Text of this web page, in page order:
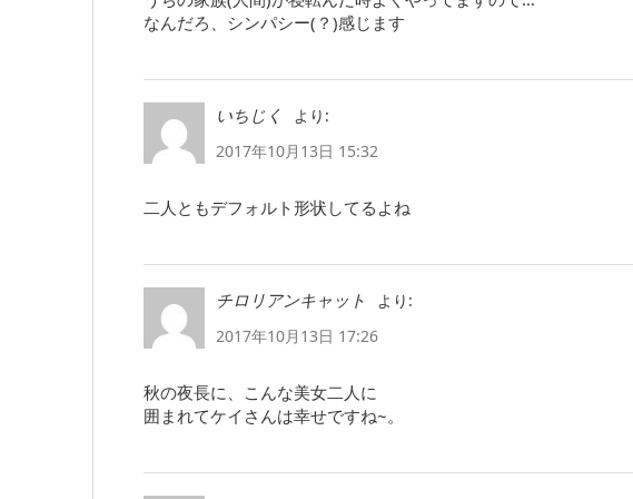
なんだろ、シンパシー(？)感じます
いちじく
より:
2017年10月13日 15:32
二人ともデフォルト形状してるよね
チロリアンキャット
より:
2017年10月13日 17:26
秋の夜長に、こんな美女二人に
囲まれてケイさんは幸せですね~。